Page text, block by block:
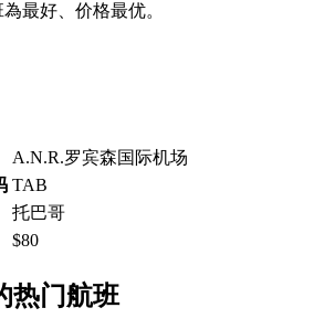
最好、价格最优。
A.N.R.罗宾森国际机场
TAB
托巴哥
$80
热门航班